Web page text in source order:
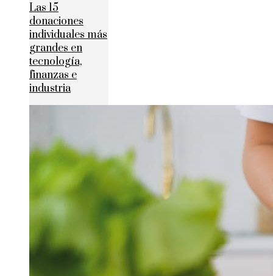
Las 15
donaciones
individuales más
grandes en
tecnología,
finanzas e
industria